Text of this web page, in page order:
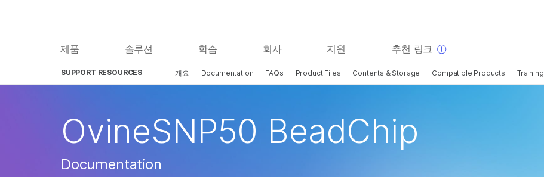
제품 솔루션 학습 회사 지원 추천 링크
SUPPORT RESOURCES 개요 Documentation FAQs Product Files Contents & Storage Compatible Products Training
OvineSNP50 BeadChip
Documentation
보다 관련성이 높은 콘텐츠를 확인하실 수 있습니다. 주요
관심 분야를 선택해 주세요:
암 연구
복합 질환 연구
임상 종양학 연구